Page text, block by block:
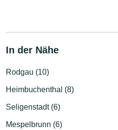
In der Nähe
Rodgau (10)
Heimbuchenthal (8)
Seligenstadt (6)
Mespelbrunn (6)